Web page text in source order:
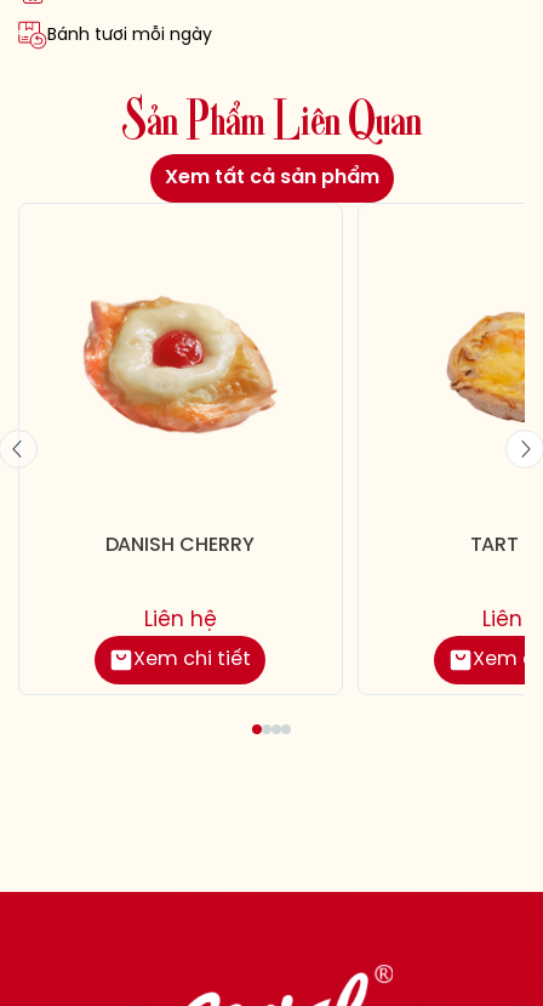
Bánh tươi mỗi ngày
Sản Phẩm Liên Quan
Xem tất cả sản phẩm
DANISH CHERRY
Xem chi tiết
Liên hệ
TART
Xem
Liên